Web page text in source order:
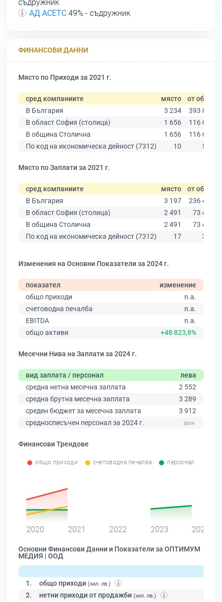
съдружник
АД АСЕТС 49% - съдружник
ФИНАНСОВИ ДАННИ
Място по Приходи за 2021 г.
сред компаниите място от общо
В България
3 234
393 881
В област София (столица)
1 656
116 667
В община Столична
1 656
116 667
По код на икономическа дейност (7312)
10 543
Място по Заплати за 2021 г.
сред компаниите място от общо
В България
3 197
236 445
В област София (столица)
2 491
73 443
В община Столична
2 491
73 443
По код на икономическа дейност (7312)
17 315
Изменения на Основни Показатели за 2024 г.
показател
изменение
общо приходи
n.a.
счетоводна печалба
n.a.
EBITDA
n.a.
общо активи
+48 823,8%
Месечни Нива на Заплати за 2024 г.
вид заплата / персонал
лева
средна нетна месечна заплата
2 552
средна брутна месечна заплата
3 289
среден бюджет за месечна заплата
3 912
средносписъчен персонал за 2024 г.
Финансови Трендове
общо приходи счетоводна печалба персонал
2020 2021 2022 2023 2024
Основни Финансови Данни и Показатели за ОПТИМУМ
МЕДИЯ | ООД
1. общо приходи (хил. лв.)
2. нетни приходи от продажби (хил. лв.)